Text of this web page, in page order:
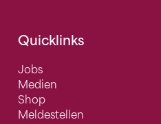
Quicklinks
Jobs
Medien
Shop
Meldestellen